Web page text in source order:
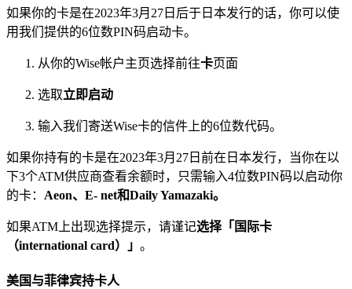
如果你的卡是在2023年3月27日后于日本发行的话，你可以使
用我们提供的6位数PIN码启动卡。
从你的Wise帐户主页选择前往卡页面
选取立即启动
输入我们寄送Wise卡的信件上的6位数代码。
如果你持有的卡是在2023年3月27日前在日本发行，当你在以
下3个ATM供应商查看余额时，只需输入4位数PIN码以启动你
的卡： Aeon、E- net和Daily Yamazaki。
如果ATM上出现选择提示，请谨记选择「国际卡
（international card）」 。
美国与菲律宾持卡人